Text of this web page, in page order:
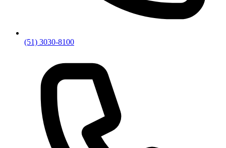
(51) 3030-8100